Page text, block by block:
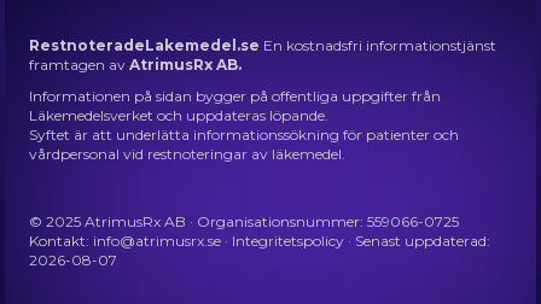
RestnoteradeLakemedel.se En kostnadsfri informationstjänst
framtagen avAtrimusRx AB.
Informationen på sidan bygger på offentliga uppgifter från
Läkemedelsverket och uppdateras löpande.
Syftet är att underlätta informationssökning för patienter och
vårdpersonal vid restnoteringar av läkemedel.
© 2025 AtrimusRx AB · Organisationsnummer: 559066-0725
Kontakt: info@atrimusrx.se · Integritetspolicy · Senast uppdaterad:
2026-08-07